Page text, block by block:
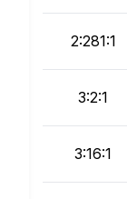
2:281:1
3:2:1
3:16:1